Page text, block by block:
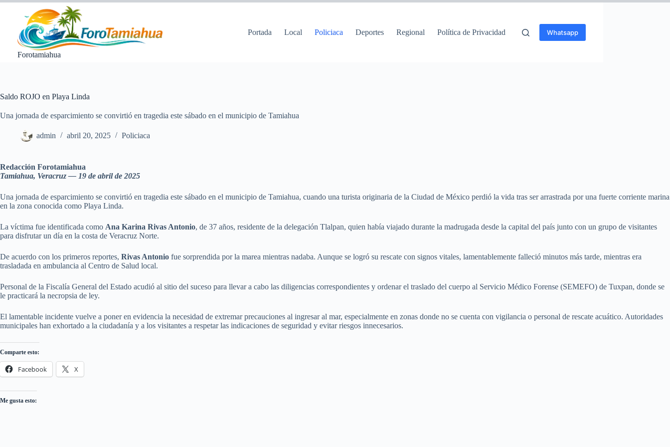
Saltar
contenido
Forotamiahua
Portada Local Policiaca Deportes Regional Política de Privacidad Whatsapp
Saldo ROJO en Playa Linda
Una jornada de esparcimiento se convirtió en tragedia este sábado en el municipio de Tamiahua
admin abril 20, 2025 Policiaca
Redacción Forotamiahua
Tamiahua, Veracruz — 19 de abril de 2025
Una jornada de esparcimiento se convirtió en tragedia este sábado en el municipio de Tamiahua, cuando una turista originaria de la Ciudad de México perdió la vida tras ser arrastrada por una fuerte corriente marina
en la zona conocida como Playa Linda.
La víctima fue identificada como Ana Karina Rivas Antonio, de 37 años, residente de la delegación Tlalpan, quien había viajado durante la madrugada desde la capital del país junto con un grupo de visitantes
para disfrutar un día en la costa de Veracruz Norte.
De acuerdo con los primeros reportes, Rivas Antonio fue sorprendida por la marea mientras nadaba. Aunque se logró su rescate con signos vitales, lamentablemente falleció minutos más tarde, mientras era
trasladada en ambulancia al Centro de Salud local.
Personal de la Fiscalía General del Estado acudió al sitio del suceso para llevar a cabo las diligencias correspondientes y ordenar el traslado del cuerpo al Servicio Médico Forense (SEMEFO) de Tuxpan, donde se
le practicará la necropsia de ley.
El lamentable incidente vuelve a poner en evidencia la necesidad de extremar precauciones al ingresar al mar, especialmente en zonas donde no se cuenta con vigilancia o personal de rescate acuático. Autoridades
municipales han exhortado a la ciudadanía y a los visitantes a respetar las indicaciones de seguridad y evitar riesgos innecesarios.
Comparte esto:
Facebook X
Me gusta esto: